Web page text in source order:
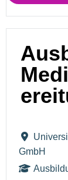
GmbH